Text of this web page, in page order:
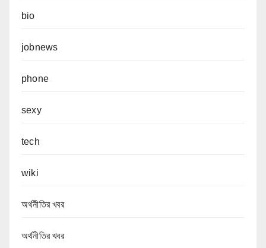
bio
jobnews
phone
sexy
tech
wiki
অর্থনীতির খবর
অর্থনীতির খবর